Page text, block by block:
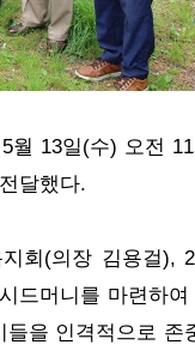
월 13일(수) 오전
달했다.
회(의장 김용걸),
드머니를 마련하
을 인격적으로 존